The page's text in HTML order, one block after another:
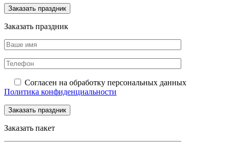
Заказать праздник
Согласен на обработку персональных данных
Политика конфиденциальности
Заказать пакет